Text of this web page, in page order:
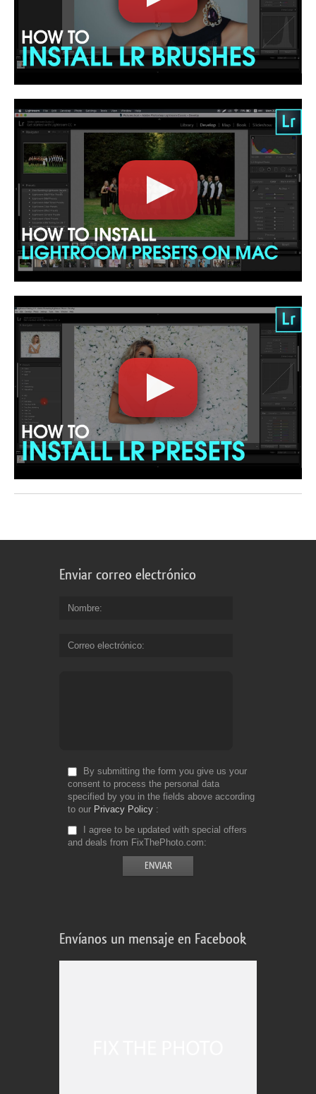
Enviar correo electrónico
Nombre
Correo electrónico
By submitting the form you give us your
consent to process the personal data
specified by you in the fields above according
to our Privacy Policy
I agree to be updated with special offers
and deals from FixThePhoto.com
Envíanos un mensaje en Facebook